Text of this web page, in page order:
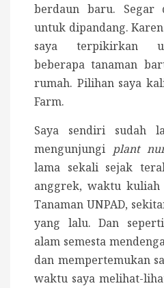
berdaun baru. Segar
untuk dipandang.
saya terpikirkan
beberapa tanaman
rumah. Pilihan saya
Farm.
Saya sendiri sudah
mengunjungi plant
lama sekali sejak
anggrek, waktu
Tanaman UNPAD,
yang lalu. Dan
alam semesta
dan mempertemukan
waktu saya melihat-